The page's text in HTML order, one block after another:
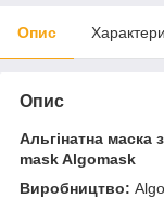
Опис
Опис
Альгінатна маска
mask Algomask
Виробництво: